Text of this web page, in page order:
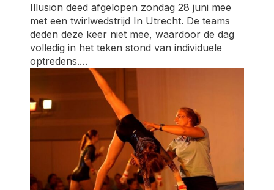
Illusion deed afgelopen zondag 28 juni mee
met een twirlwedstrijd In Utrecht. De teams
deden deze keer niet mee, waardoor de dag
volledig in het teken stond van individuele
optredens.…